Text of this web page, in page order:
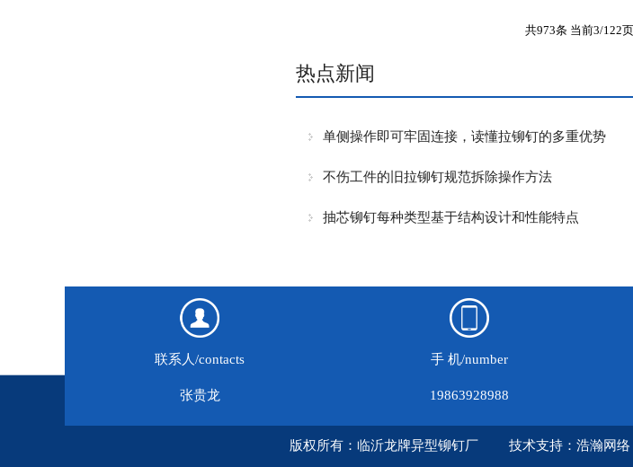
共973条 当前3/122页
热点新闻
单侧操作即可牢固连接，读懂拉铆钉的多重优势
不伤工件的旧拉铆钉规范拆除操作方法
抽芯铆钉每种类型基于结构设计和性能特点
联系人/contacts
张贵龙
手 机/number
19863928988
版权所有：临沂龙牌异型铆钉厂 技术支持： 浩瀚网络